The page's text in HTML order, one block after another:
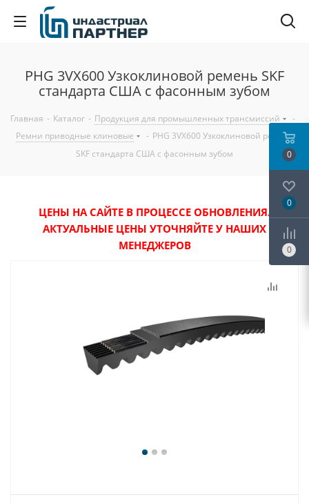
PHG 3VX600 Узкоклиновой ремень SKF
стандарта США с фасонным зубом
Главная - Каталог - Продукция для промышленных трансмиссий
-
Ремни приводные клиновые
- PHG 3VX600 Узкоклиновой ремень
SKF стандарта США с фасонным зубом
ЦЕНЫ НА САЙТЕ В ПРОЦЕССЕ ОБНОВЛЕНИЯ.
АКТУАЛЬНЫЕ ЦЕНЫ УТОЧНЯЙТЕ У НАШИХ
МЕНЕДЖЕРОВ
0
0
0